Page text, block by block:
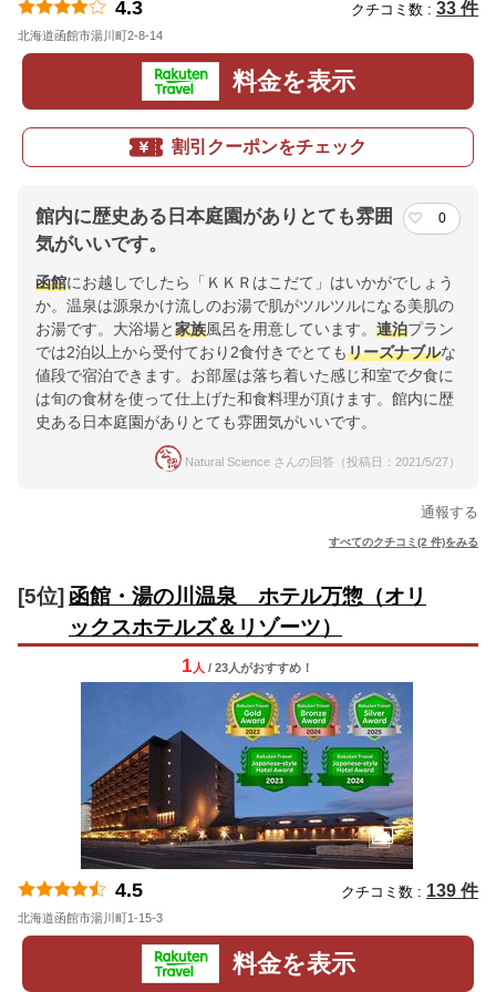
4.3 クチコミ数 : 33 件
北海道函館市湯川町2-8-14
料金を表示
割引クーポンをチェック
館内に歴史ある日本庭園がありとても雰囲
気がいいです。
0
函館にお越しでしたら「ＫＫＲはこだて」はいかがでしょう
か。温泉は源泉かけ流しのお湯で肌がツルツルになる美肌の
お湯です。大浴場と家族風呂を用意しています。 連泊プラン
では2泊以上から受付ており2食付きでとてもリーズナブルな
値段で宿泊できます。お部屋は落ち着いた感じ和室で夕食に
は旬の食材を使って仕上げた和食料理が頂けます。館内に歴
史ある日本庭園がありとても雰囲気がいいです。
Natural Science さんの回答（投稿日：2021/5/27）
通報する
すべてのクチコミ(2 件)をみる
[5位] 函館・湯の川温泉 ホテル万惣（オリ
ックスホテルズ＆リゾーツ）
1 人 / 23人がおすすめ！
4.5 クチコミ数 : 139 件
北海道函館市湯川町1-15-3
料金を表示